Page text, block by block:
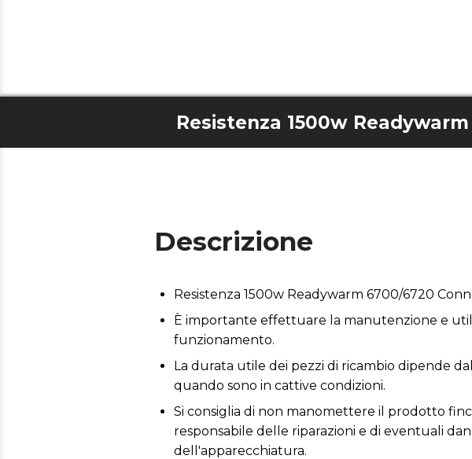
Descrizione
Resistenza 1500w Readywarm 6700/6720
È importante effettuare la manutenzione e
funzionamento.
La durata utile dei pezzi di ricambio dipende
quando sono in cattive condizioni.
Si consiglia di non manomettere il prodotto
responsabile delle riparazioni e di eventuali
dell'apparecchiatura.